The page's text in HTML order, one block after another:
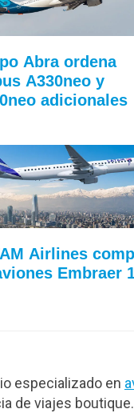
Abra ordena
A330neo y
adicionales
Airlines
Embraer
especializado en
de viajes boutique.